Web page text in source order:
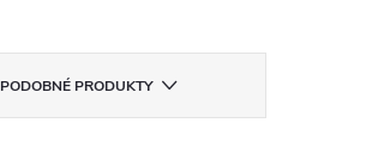
PODOBNÉ PRODUKTY